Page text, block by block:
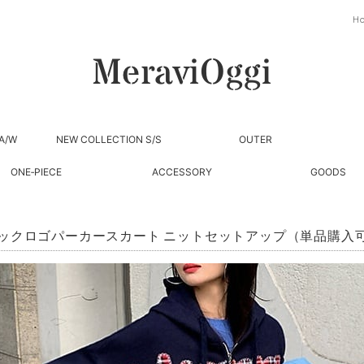
W NEW COLLECTION S/S OUTER
ONE‐PIECE ACCESSORY GOODS
クロゴパーカースカート ニットセットアップ（単品購入